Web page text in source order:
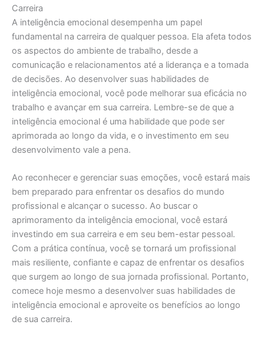
Carreira
A inteligência emocional desempenha um papel
fundamental na carreira de qualquer pessoa. Ela afeta todos
os aspectos do ambiente de trabalho, desde a
comunicação e relacionamentos até a liderança e a tomada
de decisões. Ao desenvolver suas habilidades de
inteligência emocional, você pode melhorar sua eficácia no
trabalho e avançar em sua carreira. Lembre-se de que a
inteligência emocional é uma habilidade que pode ser
aprimorada ao longo da vida, e o investimento em seu
desenvolvimento vale a pena.
Ao reconhecer e gerenciar suas emoções, você estará mais
bem preparado para enfrentar os desafios do mundo
profissional e alcançar o sucesso. Ao buscar o
aprimoramento da inteligência emocional, você estará
investindo em sua carreira e em seu bem-estar pessoal.
Com a prática contínua, você se tornará um profissional
mais resiliente, confiante e capaz de enfrentar os desafios
que surgem ao longo de sua jornada profissional. Portanto,
comece hoje mesmo a desenvolver suas habilidades de
inteligência emocional e aproveite os benefícios ao longo
de sua carreira.